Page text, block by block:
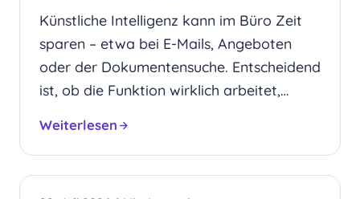
Künstliche Intelligenz kann im Büro Zeit
sparen – etwa bei E-Mails, Angeboten
oder der Dokumentensuche. Entscheidend
ist, ob die Funktion wirklich arbeitet,…
Weiterlesen